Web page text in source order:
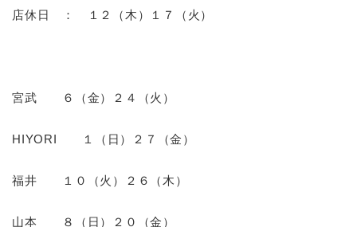
店休日 ： １２（木）１７（火）
宮武 ６ （金）２４（火）
HIYORI １ （日）２７（金 ）
福井 １０（火）２６（木）
山本 ８（日 ）２０（金）